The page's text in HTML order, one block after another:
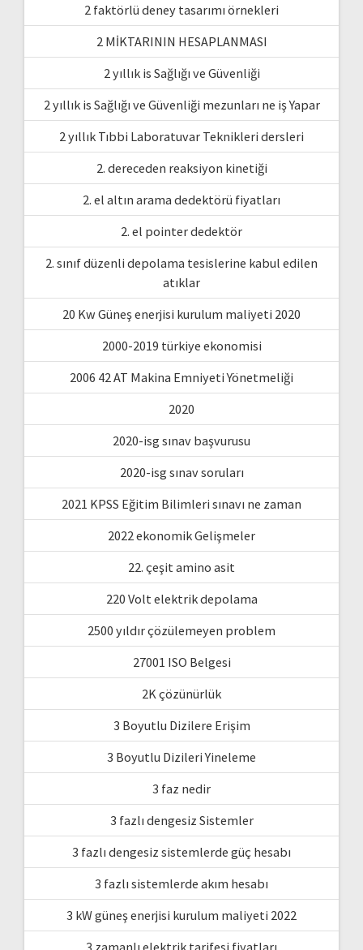
2 faktörlü deney tasarımı örnekleri
2 MİKTARININ HESAPLANMASI
2 yıllık is Sağlığı ve Güvenliği
2 yıllık is Sağlığı ve Güvenliği mezunları ne iş Yapar
2 yıllık Tıbbi Laboratuvar Teknikleri dersleri
2. dereceden reaksiyon kinetiği
2. el altın arama dedektörü fiyatları
2. el pointer dedektör
2. sınıf düzenli depolama tesislerine kabul edilen
atıklar
20 Kw Güneş enerjisi kurulum maliyeti 2020
2000-2019 türkiye ekonomisi
2006 42 AT Makina Emniyeti Yönetmeliği
2020
2020-isg sınav başvurusu
2020-isg sınav soruları
2021 KPSS Eğitim Bilimleri sınavı ne zaman
2022 ekonomik Gelişmeler
22. çeşit amino asit
220 Volt elektrik depolama
2500 yıldır çözülemeyen problem
27001 ISO Belgesi
2K çözünürlük
3 Boyutlu Dizilere Erişim
3 Boyutlu Dizileri Yineleme
3 faz nedir
3 fazlı dengesiz Sistemler
3 fazlı dengesiz sistemlerde güç hesabı
3 fazlı sistemlerde akım hesabı
3 kW güneş enerjisi kurulum maliyeti 2022
3 zamanlı elektrik tarifesi fiyatları